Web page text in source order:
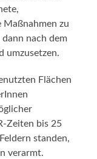
zu
nach dem
umzusetzen.
Flächen
Zeiten bis 25
standen,
verarmt.